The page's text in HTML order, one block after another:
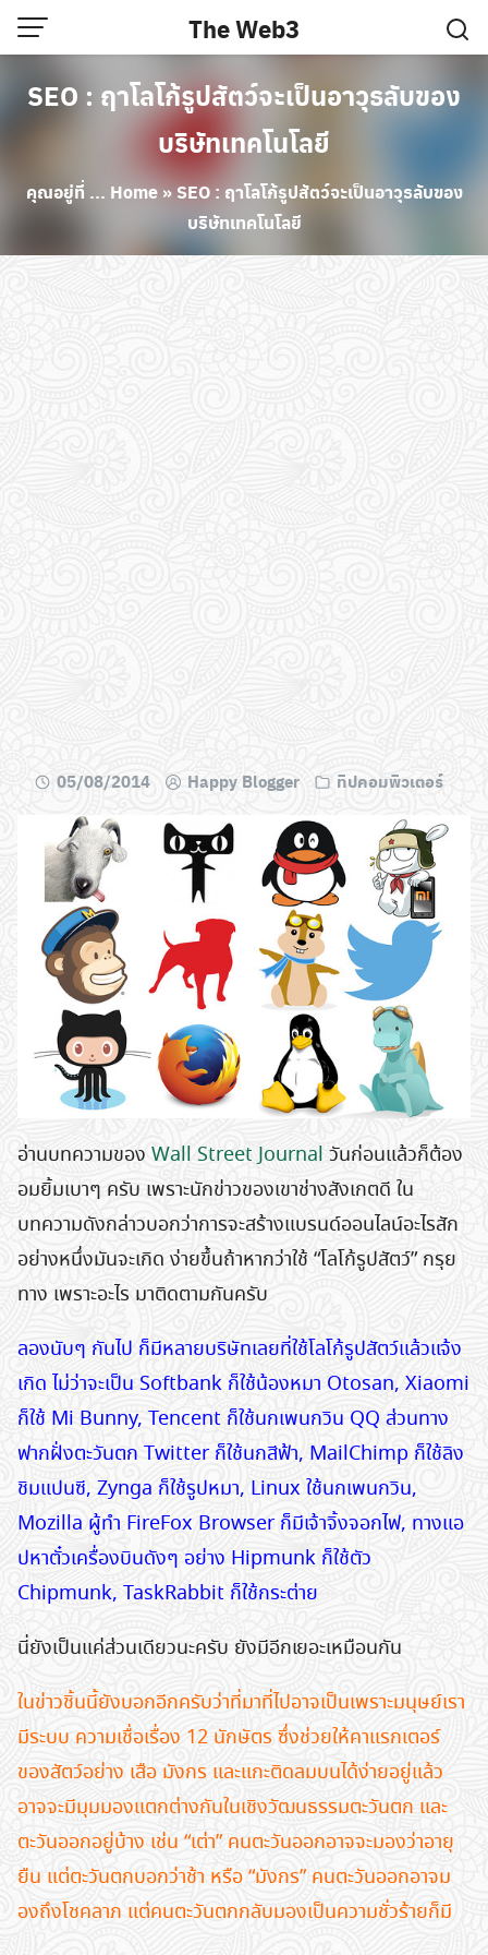
Skip
to
content
The Web3
SEO : ฤาโลโก้รูปสัตว์จะเป็นอาวุธลับของ
บริษัทเทคโนโลยี
คุณอยู่ที่ ... Home»SEO : ฤาโลโก้รูปสัตว์จะเป็นอาวุธลับของ
บริษัทเทคโนโลยี
05/08/2014 Happy Blogger ทิปคอมพิวเตอร์
อ่านบทความของ Wall Street Journalวันก่อนแล้วก็ต้อง
อมยิ้มเบาๆ ครับ เพราะนักข่าวของเขาช่างสังเกตดี ใน
บทความดังกล่าวบอกว่าการจะสร้างแบรนด์ออนไลน์อะไรสัก
อย่างหนึ่งมันจะเกิด ง่ายขึ้นถ้าหากว่าใช้ “โลโก้รูปสัตว์” กรุย
ทาง เพราะอะไร มาติดตามกันครับ
ลองนับๆ กันไป ก็มีหลายบริษัทเลยที่ใช้โลโก้รูปสัตว์แล้วแจ้ง
เกิด ไม่ว่าจะเป็น Softbank ก็ใช้น้องหมา Otosan, Xiaomi
ก็ใช้ Mi Bunny, Tencent ก็ใช้นกเพนกวิน QQ ส่วนทาง
ฟากฝั่งตะวันตก Twitter ก็ใช้นกสีฟ้า, MailChimp ก็ใช้ลิง
ชิมแปนซี, Zynga ก็ใช้รูปหมา, Linux ใช้นกเพนกวิน,
Mozilla ผู้ทำ FireFox Browser ก็มีเจ้าจิ้งจอกไฟ, ทางแอ
ปหาตั๋วเครื่องบินดังๆ อย่าง Hipmunk ก็ใช้ตัว
Chipmunk, TaskRabbit ก็ใช้กระต่าย
นี่ยังเป็นแค่ส่วนเดียวนะครับ ยังมีอีกเยอะเหมือนกัน
ในข่าวชิ้นนี้ยังบอกอีกครับว่าที่มาที่ไปอาจเป็นเพราะมนุษย์เรา
มีระบบ ความเชื่อเรื่อง 12 นักษัตร ซึ่งช่วยให้คาแรกเตอร์
ของสัตว์อย่าง เสือ มังกร และแกะติดลมบนได้ง่ายอยู่แล้ว
อาจจะมีมุมมองแตกต่างกันในเชิงวัฒนธรรมตะวันตก และ
ตะวันออกอยู่บ้าง เช่น “เต่า” คนตะวันออกอาจจะมองว่าอายุ
ยืน แต่ตะวันตกบอกว่าช้า หรือ “มังกร” คนตะวันออกอาจม
องถึงโชคลาภ แต่คนตะวันตกกลับมองเป็นความชั่วร้ายก็มี